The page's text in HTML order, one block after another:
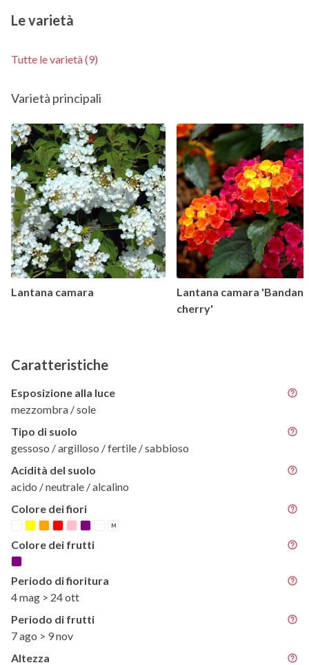
Le varietà
Tutte le varietà (9)
Varietà principali
Lantana camara
Lantana camara 'Bandana
cherry'
Caratteristiche
Esposizione alla luce
mezzombra / sole
Tipo di suolo
gessoso / argilloso / fertile / sabbioso
Acidità del suolo
acido / neutrale / alcalino
Colore dei fiori
M
Colore dei frutti
Periodo di fioritura
4 mag > 24 ott
Periodo di frutti
7 ago > 9 nov
Altezza